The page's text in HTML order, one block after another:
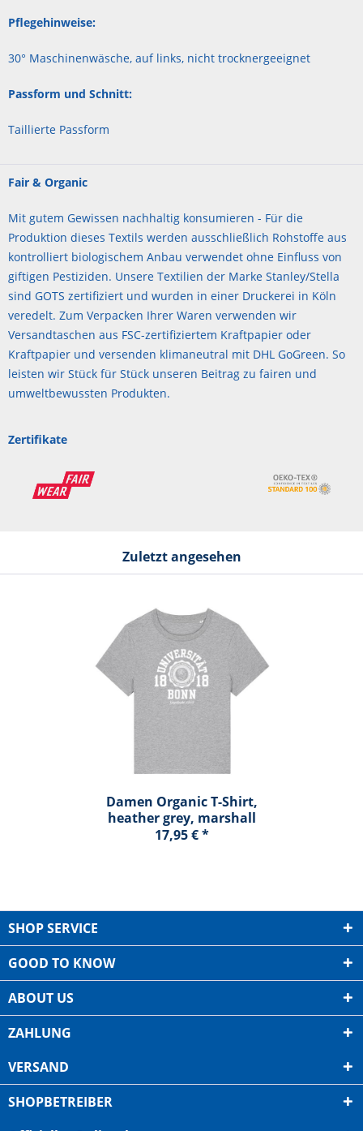
Pflegehinweise:
30° Maschinenwäsche, auf links, nicht trocknergeeignet
Passform und Schnitt:
Taillierte Passform
Fair & Organic
Mit gutem Gewissen nachhaltig konsumieren - Für die
Produktion dieses Textils werden ausschließlich Rohstoffe aus
kontrolliert biologischem Anbau verwendet ohne Einfluss von
giftigen Pestiziden. Unsere Textilien der Marke Stanley/Stella
sind GOTS zertifiziert und wurden in einer Druckerei in Köln
veredelt. Zum Verpacken Ihrer Waren verwenden wir
Versandtaschen aus FSC-zertifiziertem Kraftpapier oder
Kraftpapier und versenden klimaneutral mit DHL GoGreen. So
leisten wir Stück für Stück unseren Beitrag zu fairen und
umweltbewussten Produkten.
Zertifikate
Zuletzt angesehen
Damen Organic T-Shirt,
heather grey, marshall
17,95 € *
SHOP SERVICE
GOOD TO KNOW
ABOUT US
ZAHLUNG
VERSAND
SHOPBETREIBER